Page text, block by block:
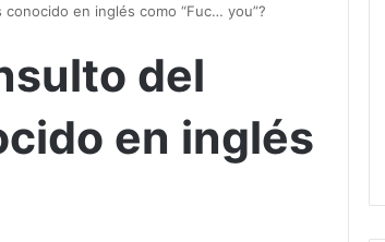
en inglés como “Fuc… you”?
del
en inglés